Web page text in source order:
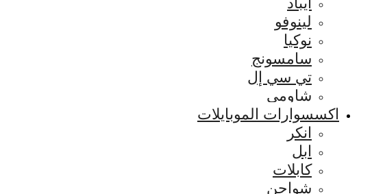
لينوفو
نوكيا
سامسونج
تي سي إل
شاومي
اكسسوارات الموبايلات
انكر
ابل
كابلات
شواحن